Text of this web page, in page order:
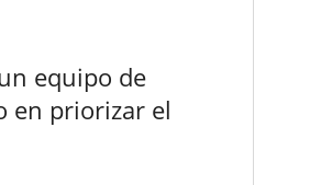
equipo de
en priorizar el